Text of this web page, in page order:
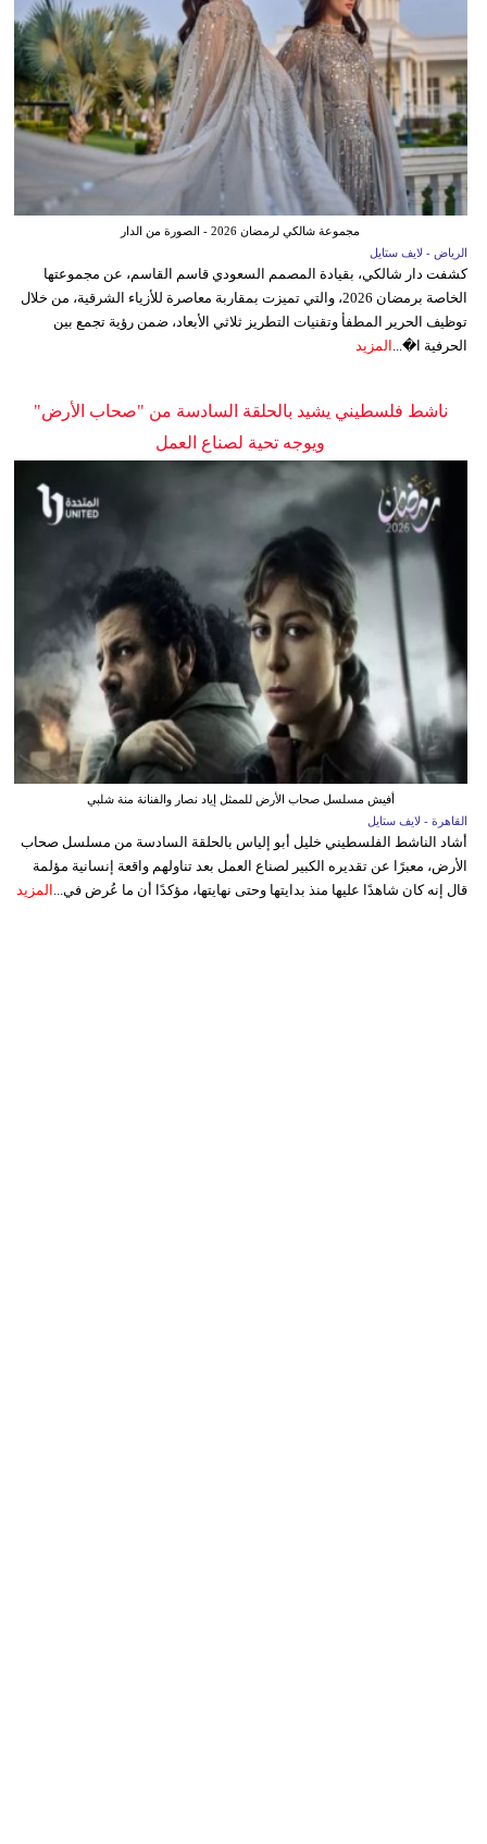
مجموعة شالكي لرمضان 2026 - الصورة من الدار
الرياض - لايف ستايل
كشفت دار شالكي، بقيادة المصمم السعودي قاسم القاسم، عن مجموعتها
الخاصة برمضان 2026، والتي تميزت بمقاربة معاصرة للأزياء الشرقية، من خلال
توظيف الحرير المطفأ وتقنيات التطريز ثلاثي الأبعاد، ضمن رؤية تجمع بين
الحرفية ا�... المزيد
ناشط فلسطيني يشيد بالحلقة السادسة من "صحاب الأرض"
ويوجه تحية لصناع العمل
أفيش مسلسل صحاب الأرض للممثل إياد نصار والفنانة منة شلبي
القاهرة - لايف ستايل
أشاد الناشط الفلسطيني خليل أبو إلياس بالحلقة السادسة من مسلسل صحاب
الأرض، معبرًا عن تقديره الكبير لصناع العمل بعد تناولهم واقعة إنسانية مؤلمة
قال إنه كان شاهدًا عليها منذ بدايتها وحتى نهايتها، مؤكدًا أن ما عُرض في... المزيد